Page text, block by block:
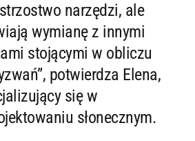
narzędzi, ale
wymianę z innymi
stojącymi w obliczu
potwierdza Elena,
się w
słonecznym.